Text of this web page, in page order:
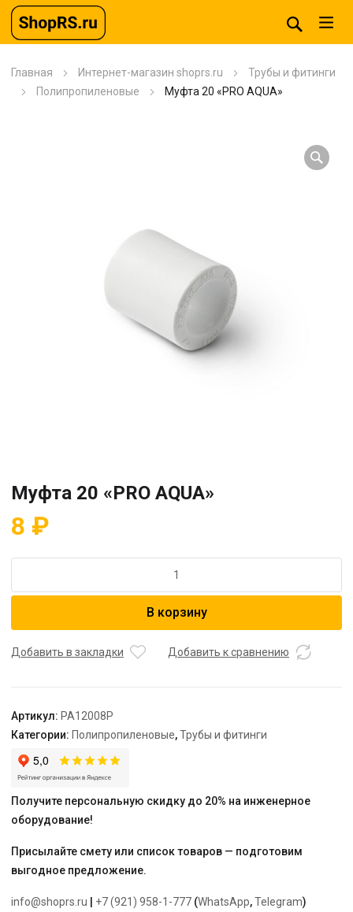
Главная Интернет-магазин shoprs.ru
Трубы и фитинги
Полипропиленовые
Муфта 20 «PRO AQUA»
Муфта 20 «PRO AQUA»
8 ₽
Муфта
AQUA"
В корзину
Добавить в закладки Добавить к сравнению
Артикул: PA12008P
Категории: Полипропиленовые,Трубы и фитинги
Получите персональную скидку до 20% на инженерное
оборудование!
Присылайте смету или список товаров — подготовим
выгодное предложение.
info@shoprs.ru +7 (921) 958-1-777 (WhatsApp,Telegram)